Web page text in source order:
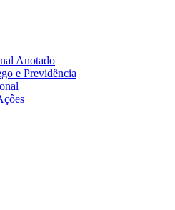
Anotado
e Previdência